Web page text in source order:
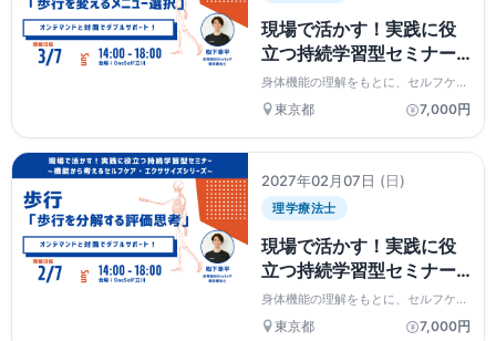
現場で活かす！実践に役
立つ持続学習型セミナー
~機能から考えるセルフケ
ア・エクササイズシリー
るメニュー選択」
身体機能の理解をもとに、セルフケア
やエクササイズの選択・指導を実践的
に学ぶシリーズ。評価の視点と実技を
台を体系的に身につけます。
東京都 7,000円
2027年02月07日 (日)
理学療法士
現場で活かす！実践に役
立つ持続学習型セミナー
~機能から考えるセルフケ
ア・エクササイズシリー
身体機能の理解をもとに、セルフケア
やエクササイズの選択・指導を実践的
に学ぶシリーズ。評価の視点と実技を
東京都 7,000円